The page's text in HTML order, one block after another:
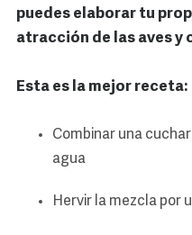
puedes elaborar tu
atracción de las aves y
Esta es la mejor receta:
Combinar una
agua
Hervir la mezcla por